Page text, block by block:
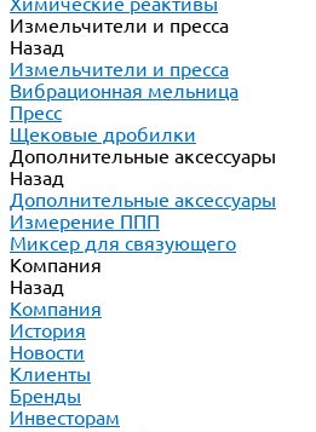
Измельчители и пресса
Назад
Измельчители и пресса
Вибрационная мельница
Пресс
Щековые дробилки
Дополнительные аксессуары
Назад
Дополнительные аксессуары
Измерение ППП
Миксер для связующего
Компания
Назад
Компания
История
Новости
Клиенты
Бренды
Инвесторам